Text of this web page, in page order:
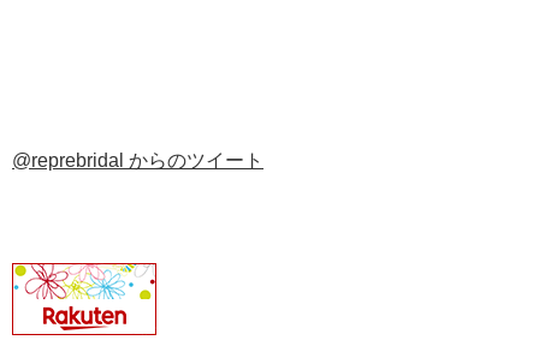
@reprebridal からのツイート